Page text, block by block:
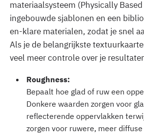
materiaalsysteem (Physically
ingebouwde sjablonen en een
en-klare materialen, zodat je snel
Als je de belangrijkste
veel meer controle over je
‍Roughness:
Bepaalt hoe glad of ruw een
Donkere waarden zorgen voor
reflecterende oppervlakken
zorgen voor ruwere, meer